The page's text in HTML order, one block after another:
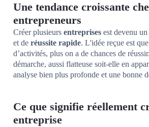
Une tendance croissante
entrepreneurs
Créer plusieurs entreprises est devenu
et de réussite rapide. L'idée reçue est
d’activités, plus on a de chances de
démarche, aussi flatteuse soit-elle en
analyse bien plus profonde et une bonne
Ce que signifie réellement
entreprise